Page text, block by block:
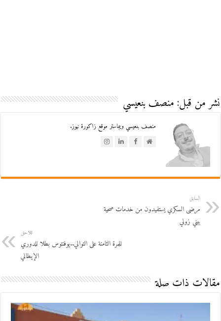
نشر من قبل: منصف بنعيسي
منصف بنعيسي ويبماستر موقع زاكورة نيوز.
السابق
مرضى السكري يستفيدون من خدمات صحية
ببني زولي
اللاحق
للمرة الثامنة على التوالي..يوفنتوس بطلا للدوري
الإيطالي
مقالات ذات صلة